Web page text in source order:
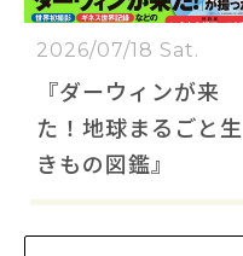
2026/07/18 Sat.
『ダーウィンが来
た！地球まるごと生
きもの図鑑』